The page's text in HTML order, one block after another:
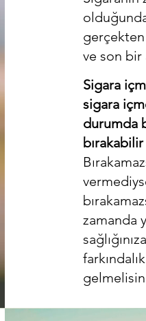
gerçekten
ve son bir
Sigara
sigara
durumda
zamanda